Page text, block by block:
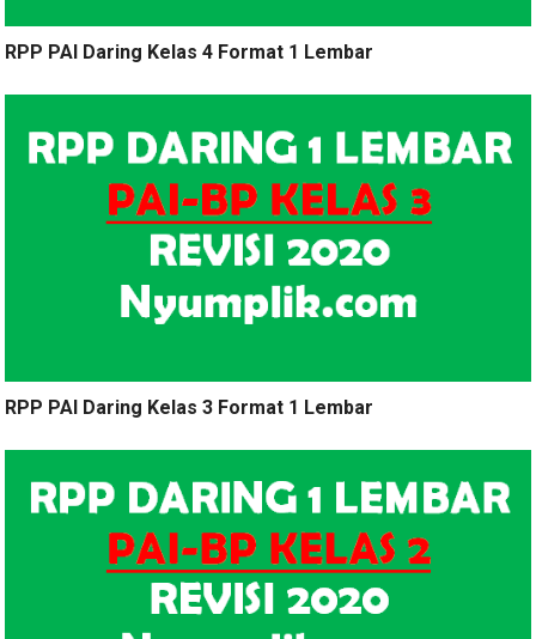
RPP PAI Daring Kelas 4 Format 1 Lembar
RPP PAI Daring Kelas 3 Format 1 Lembar